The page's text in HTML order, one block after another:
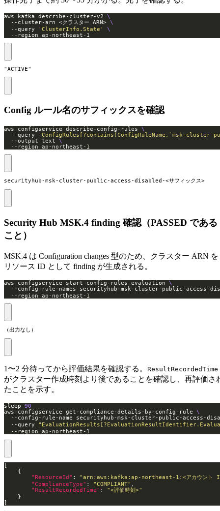
aws kafka describe-cluster-v2
  --cluster-arn <クラスター ARN>
  --query
'ClusterInfo.State'
  --region ap-northeast-1
"ACTIVE"
Config ルール名のサフィックスを確認
aws configservice describe-config-rules
  --query
'ConfigRules[?contains(ConfigRuleName,`msk-cluster-
  --output text
  --region ap-northeast-1
securityhub-msk-cluster-public-access-disabled-<サフィックス>
Security Hub MSK.4 finding 確認（PASSED である
こと）
MSK.4 は Configuration changes 型のため、クラスター ARN を
リソース ID として finding が生成される。
aws configservice start-config-rules-evaluation
--config-rule-names securityhub-msk-cluster-public-access-
  --region ap-northeast-1
（出力なし）
1〜2 分待ってから評価結果を確認する。 ResultRecordedTime
がクラスター作成時刻より後であることを確認し、再評価さ
たことを示す。
sleep 90
aws configservice get-compliance-details-by-config-rule
--config-rule-name securityhub-msk-cluster-public-access-
  --query
  --region ap-northeast-1
"ResourceId" : "arn:aws:kafka:ap-northeast-1:<アカウント
"ComplianceType" : "COMPLIANT"
"ResultRecordedTime" : "<評価時刻>"
]